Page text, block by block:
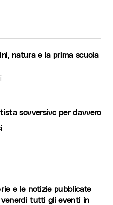
natura e la prima scuola
sovversivo per davvero
e le notizie pubblicate
tutti gli eventi in